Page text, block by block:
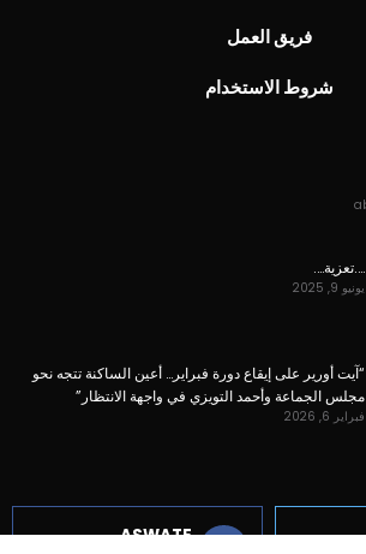
فريق العمل
شروط الاستخدام
….تعزية….
يونيو 9, 2025
“آيت أورير على إيقاع دورة فبراير… أعين الساكنة تتجه نحو
مجلس الجماعة وأحمد التويزي في واجهة الانتظار”
فبراير 6, 2026
ASWATE